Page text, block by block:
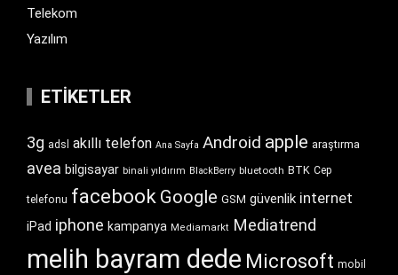
Telekom
Yazılım
ETIKETLER
3g adsl akıllı telefon Ana Sayfa Android apple araştırma
avea bilgisayar binali yıldırım BlackBerry bluetooth BTK Cep
telefonu facebook Google GSM güvenlik internet
iPad iphone kampanya Mediamarkt Mediatrend
melih bayram dede Microsoft mobil